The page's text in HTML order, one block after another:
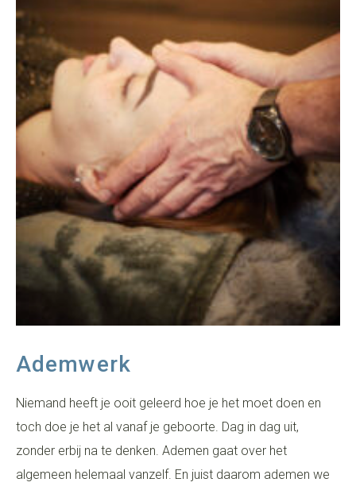
Ademwerk
Niemand heeft je ooit geleerd hoe je het moet doen en
toch doe je het al vanaf je geboorte. Dag in dag uit,
zonder erbij na te denken. Ademen gaat over het
algemeen helemaal vanzelf. En juist daarom ademen we